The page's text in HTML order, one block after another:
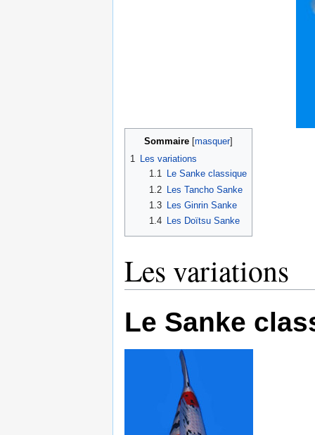
Sommaire
1 Les variations
1.1
Le Sanke classique
1.2
Les Tancho Sanke
1.3
Les Ginrin Sanke
1.4
Les Doïtsu Sanke
Les variations
Le Sanke